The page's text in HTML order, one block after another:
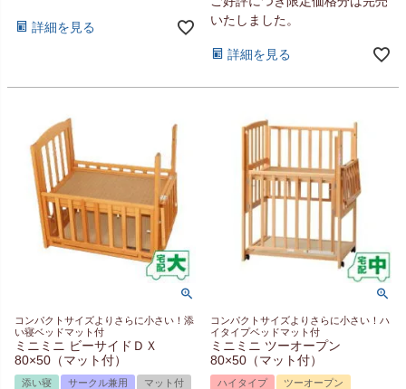
詳細を見る
いたしました。
詳細を見る
コンパクトサイズよりさらに小さい！添
い寝ベッドマット付
ミニミニ ビーサイドＤＸ
80×50（マット付）
添い寝 サークル兼用 マット付
コンパクトサイズよりさらに小さい！ハ
イタイプベッドマット付
ミニミニ ツーオープン
80×50（マット付）
ハイタイプ
ツーオープン